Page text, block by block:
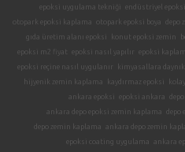
epoksi uygulama tekniği endüstriyel
otopark epoksi kaplama otopark epoksi boya depo
gıda üretim alanı epoksi
konut epoksi zemin
epoksi m2 fiyat
epoksi nasıl yapılır epoksi
epoksi reçine nasıl uygulanır
kimyasallara
hijyenik zemin kaplama
kaydırmaz epoksi
ankara epoksi epoksi ankara
ankara depo epoksi zemin kaplama depo
depo zemin kaplama ankara depo zemin
epoksi coating uygulama ankara